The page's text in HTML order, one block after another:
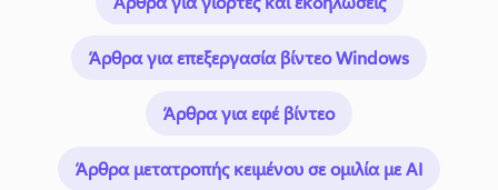
Άρθρα για επεξεργασία βίντεο Windows
Άρθρα για εφέ βίντεο
Άρθρα μετατροπής κειμένου σε ομιλία με AI